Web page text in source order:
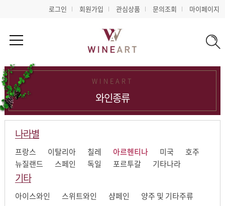
로그인 회원가입 관심상품 문의조회 마이페이지
WINEART
와인종류
나라별
프랑스 이탈리아 칠레 아르헨티나 미국
호주
뉴질랜드
스페인 독일 포르투갈 기타나라
기타
아이스와인 스위트와인 샴페인 양주 및 기타주류